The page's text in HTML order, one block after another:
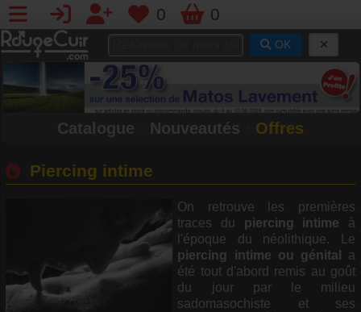
0 0
OK
Catalogue Nouveautés Offres
Piercing intime
On retrouve les premières
traces du piercing intime à
l'époque du néolithique. Le
piercing intime ou génital
a
été tout d'abord remis au goût
du jour par le milieu
sadomasochiste et ses